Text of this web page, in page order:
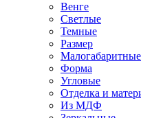
Венге
Светлые
Темные
Размер
Малогабаритные
Форма
Угловые
Отделка и
Из МДФ